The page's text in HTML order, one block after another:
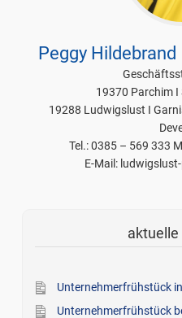
Peggy Hildebrand
19370 Parchim I
19288 Ludwigslust I
Tel.: 0385 – 569 333
E-Mail:
aktuelle
Unternehmerfrühstück
Unternehmerfrühstück